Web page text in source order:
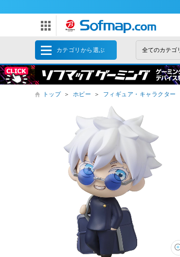
カテゴリから選ぶ
トップ ＞ ホビー ＞ フィギュア・キャラクター